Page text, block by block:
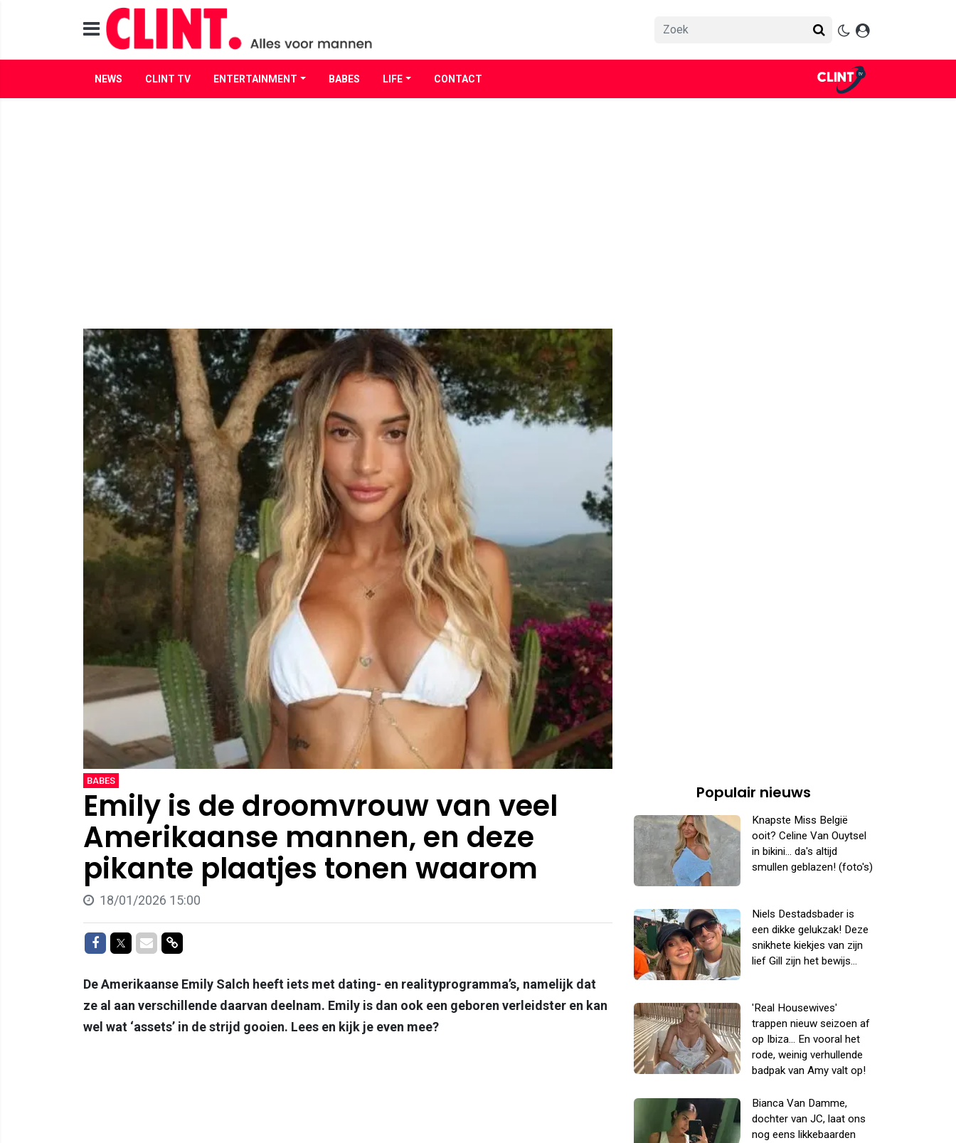
NEWS CLINT TV ENTERTAINMENT BABES LIFE CONTACT
BABES
Emily is de droomvrouw van veel
Amerikaanse mannen, en deze
pikante plaatjes tonen waarom
18/01/2026 15:00
Delen op Facebook
Delen op Twitter
Delen via Mail
Delen via link
De Amerikaanse Emily Salch heeft iets met dating- en realityprogramma’s, namelijk dat
ze al aan verschillende daarvan deelnam. Emily is dan ook een geboren verleidster en kan
wel wat ‘assets’ in de strijd gooien. Lees en kijk je even mee?
Populair nieuws
Knapste Miss België
ooit? Celine Van Ouytsel
in bikini... da's altijd
smullen geblazen! (foto's)
Niels Destadsbader is
een dikke gelukzak! Deze
snikhete kiekjes van zijn
lief Gill zijn het bewijs...
'Real Housewives'
trappen nieuw seizoen af
op Ibiza... En vooral het
rode, weinig verhullende
badpak van Amy valt op!
Bianca Van Damme,
dochter van JC, laat ons
nog eens likkebaarden